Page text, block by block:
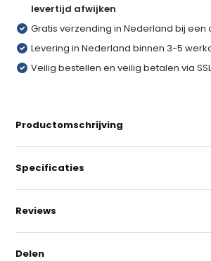
levertijd afwijken
Gratis verzending in Nederland bij een
Levering in Nederland binnen 3-5
Veilig bestellen en veilig betalen via
Productomschrijving
Specificaties
Reviews
Delen